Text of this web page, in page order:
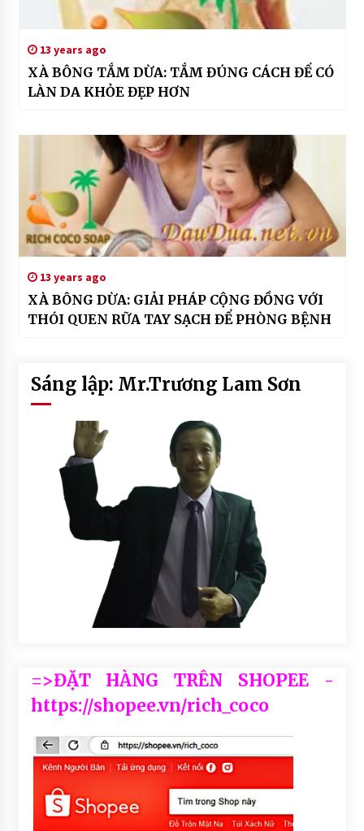
13 years ago
XÀ BÔNG TẮM DỪA: TẮM ĐÚNG CÁCH ĐỂ CÓ
LÀN DA KHỎE ĐẸP HƠN
13 years ago
XÀ BÔNG DỪA: GIẢI PHÁP CỘNG ĐỒNG VỚI
THÓI QUEN RỮA TAY SẠCH ĐỂ PHÒNG BỆNH
Sáng lập: Mr.Trương Lam Sơn
=>ĐẶT HÀNG TRÊN SHOPEE -
https://shopee.vn/rich_coco